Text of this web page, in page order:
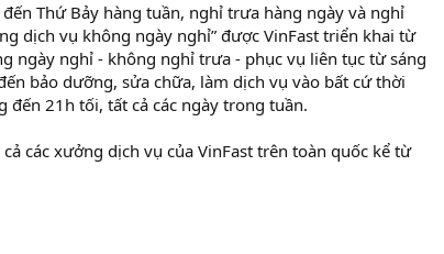
Thứ Bảy hàng tuần, nghỉ trưa hàng ngày và nghỉ
dịch vụ không ngày nghỉ” được VinFast triển khai từ
ngày nghỉ - không nghỉ trưa - phục vụ liên tục từ sáng
bảo dưỡng, sửa chữa, làm dịch vụ vào bất cứ thời
21h tối, tất cả các ngày trong tuần.
các xưởng dịch vụ của VinFast trên toàn quốc kể từ